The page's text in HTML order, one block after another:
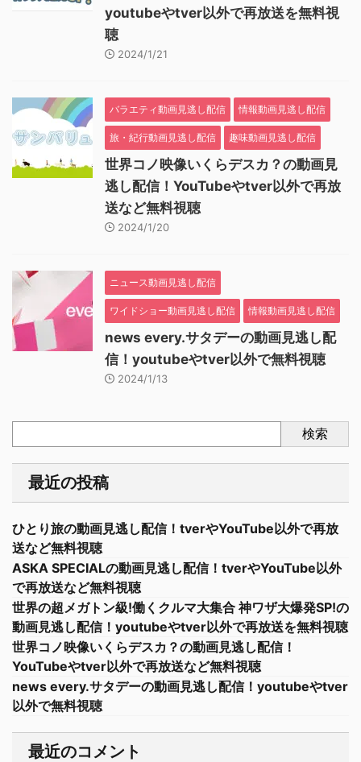
youtubeやtver以外で再放送を無料視
聴
2024/1/21
バラエティ動画見逃し配信 情報動画見逃し配信
旅・紀行動画見逃し配信 趣味動画見逃し配信
世界コノ映像いくらデスカ？の動画見
逃し配信！YouTubeやtver以外で再放
送など無料視聴
2024/1/20
ニュース動画見逃し配信
ワイドショー動画見逃し配信 情報動画見逃し配信
news every.サタデーの動画見逃し配
信！youtubeやtver以外で無料視聴
2024/1/13
検索
最近の投稿
ひとり旅の動画見逃し配信！tverやYouTube以外で再放
送など無料視聴
ASKA SPECIALの動画見逃し配信！tverやYouTube以外
で再放送など無料視聴
世界の超メガトン級!働くクルマ大集合 神ワザ大爆発SP!の
動画見逃し配信！youtubeやtver以外で再放送を無料視聴
世界コノ映像いくらデスカ？の動画見逃し配信！
YouTubeやtver以外で再放送など無料視聴
news every.サタデーの動画見逃し配信！youtubeやtver
以外で無料視聴
最近のコメント